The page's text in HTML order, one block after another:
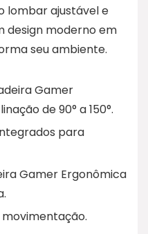
lombar ajustável e
design moderno em
seu ambiente.
Gamer
de 90° a 150°.
para
Gamer Ergonômica